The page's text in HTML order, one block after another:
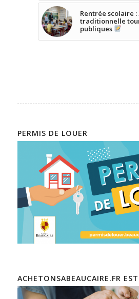
Rentrée scolaire
traditionnelle
publiques
PERMIS DE LOUER
ACHETONSABEAUCAIRE.FR